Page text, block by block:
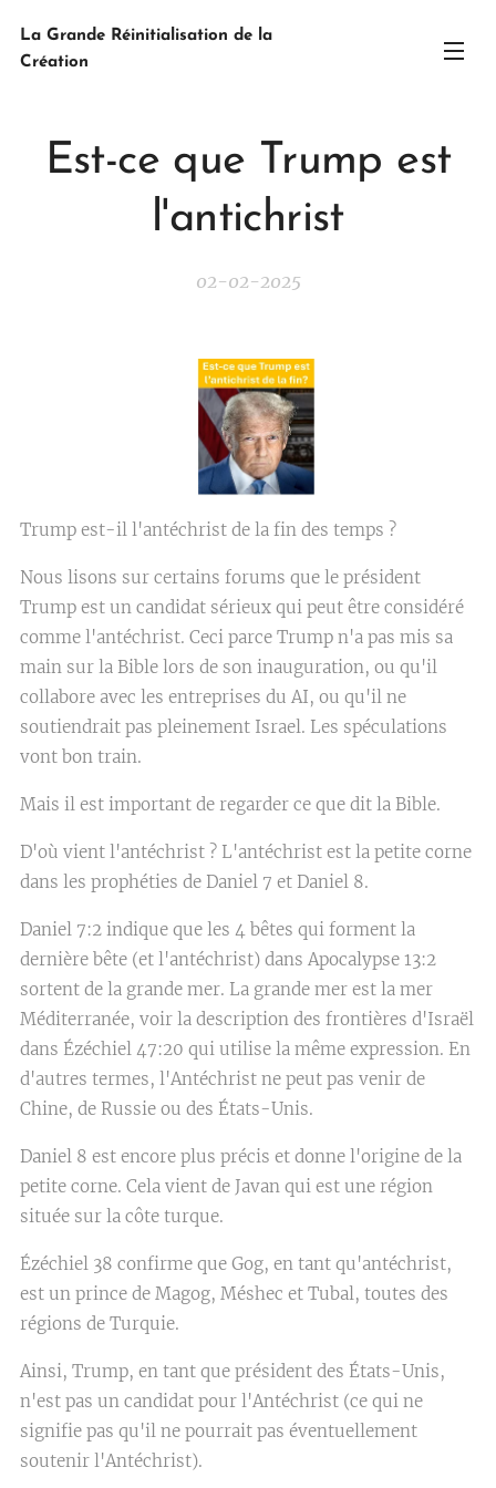
La Grande Réinitialisation de la
Création
Est-ce que Trump est
l'antichrist
02-02-2025
Trump est-il l'antéchrist de la fin des temps ?
Nous lisons sur certains forums que le président
Trump est un candidat sérieux qui peut être considéré
comme l'antéchrist. Ceci parce Trump n'a pas mis sa
main sur la Bible lors de son inauguration, ou qu'il
collabore avec les entreprises du AI, ou qu'il ne
soutiendrait pas pleinement Israel. Les spéculations
vont bon train.
Mais il est important de regarder ce que dit la Bible.
D'où vient l'antéchrist ? L'antéchrist est la petite corne
dans les prophéties de Daniel 7 et Daniel 8.
Daniel 7:2 indique que les 4 bêtes qui forment la
dernière bête (et l'antéchrist) dans Apocalypse 13:2
sortent de la grande mer. La grande mer est la mer
Méditerranée, voir la description des frontières d'Israël
dans Ézéchiel 47:20 qui utilise la même expression. En
d'autres termes, l'Antéchrist ne peut pas venir de
Chine, de Russie ou des États-Unis.
Daniel 8 est encore plus précis et donne l'origine de la
petite corne. Cela vient de Javan qui est une région
située sur la côte turque.
Ézéchiel 38 confirme que Gog, en tant qu'antéchrist,
est un prince de Magog, Méshec et Tubal, toutes des
régions de Turquie.
Ainsi, Trump, en tant que président des États-Unis,
n'est pas un candidat pour l'Antéchrist (ce qui ne
signifie pas qu'il ne pourrait pas éventuellement
soutenir l'Antéchrist).